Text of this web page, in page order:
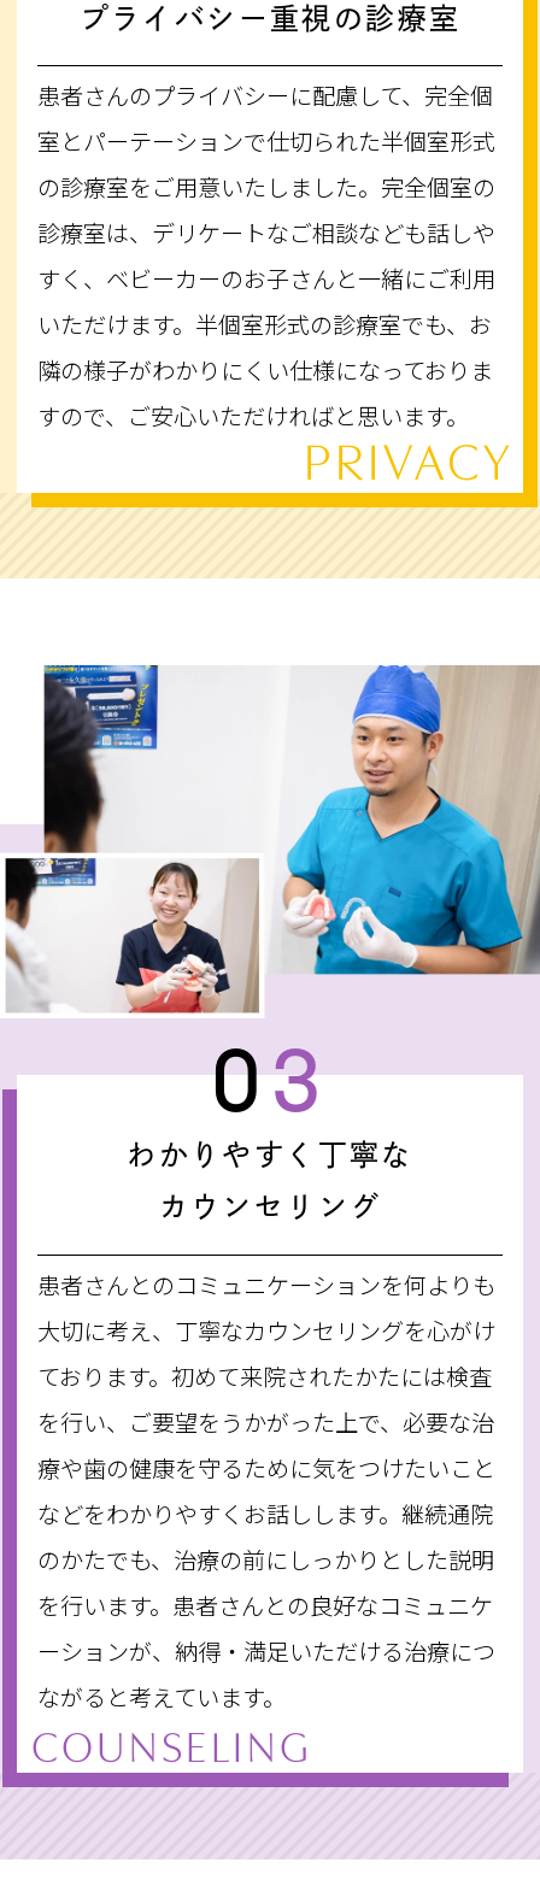
プライバシー重視の診療室
患者さんのプライバシーに配慮して、完全個
室とパーテーションで仕切られた半個室形式
の診療室をご用意いたしました。完全個室の
診療室は、デリケートなご相談なども話しや
すく、ベビーカーのお子さんと一緒にご利用
いただけます。半個室形式の診療室でも、お
隣の様子がわかりにくい仕様になっておりま
すので、ご安心いただければと思います。
PRIVACY
03
わかりやすく丁寧な
カウンセリング
患者さんとのコミュニケーションを何よりも
大切に考え、丁寧なカウンセリングを心がけ
ております。初めて来院されたかたには検査
を行い、ご要望をうかがった上で、必要な治
療や歯の健康を守るために気をつけたいこと
などをわかりやすくお話しします。継続通院
のかたでも、治療の前にしっかりとした説明
を行います。患者さんとの良好なコミュニケ
ーションが、納得・満足いただける治療につ
ながると考えています。
COUNSELING